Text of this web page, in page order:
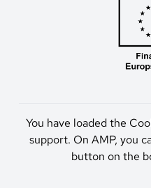
You have loaded the
support. On AMP, you
button on the